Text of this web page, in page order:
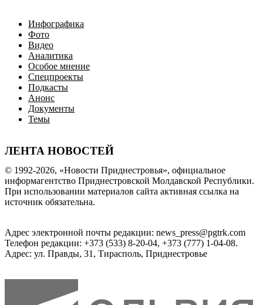
Инфографика
Фото
Видео
Аналитика
Особое мнение
Спецпроекты
Подкасты
Анонс
Документы
Темы
ЛЕНТА НОВОСТЕЙ
© 1992-2026, «Новости Приднестровья», официальное
информагентство Приднестровской Молдавской Республики.
При использовании материалов сайта активная ссылка на
источник обязательна.
Адрес электронной почты редакции: news_press@pgtrk.com
Телефон редакции: +373 (533) 8-20-04, +373 (777) 1-04-08.
Адрес: ул. Правды, 31, Тирасполь, Приднестровье